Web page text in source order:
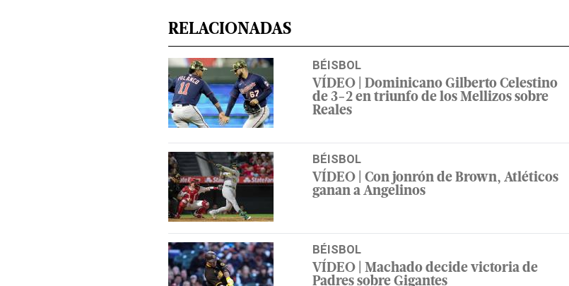
RELACIONADAS
BÉISBOL
VÍDEO | Dominicano Gilberto Celestino
de 3-2 en triunfo de los Mellizos sobre
Reales
BÉISBOL
VÍDEO | Con jonrón de Brown, Atléticos
ganan a Angelinos
BÉISBOL
VÍDEO | Machado decide victoria de
Padres sobre Gigantes